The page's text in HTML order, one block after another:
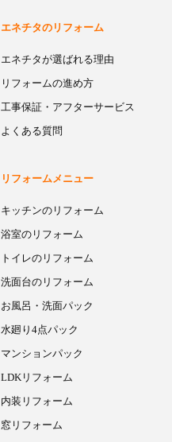
エネチタのリフォーム
エネチタが選ばれる理由
リフォームの進め方
工事保証・アフターサービス
よくある質問
リフォームメニュー
キッチンのリフォーム
浴室のリフォーム
トイレのリフォーム
洗面台のリフォーム
お風呂・洗面パック
水廻り4点パック
マンションパック
LDKリフォーム
内装リフォーム
窓リフォーム